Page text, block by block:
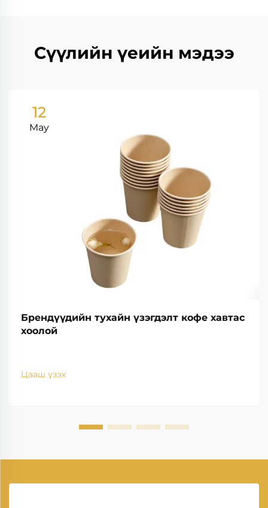
Сүүлийн үеийн мэдээ
12
May
Брендүүдийн тухайн үзэгдэлт кофе хавтас
хоолой
Цааш үзэх